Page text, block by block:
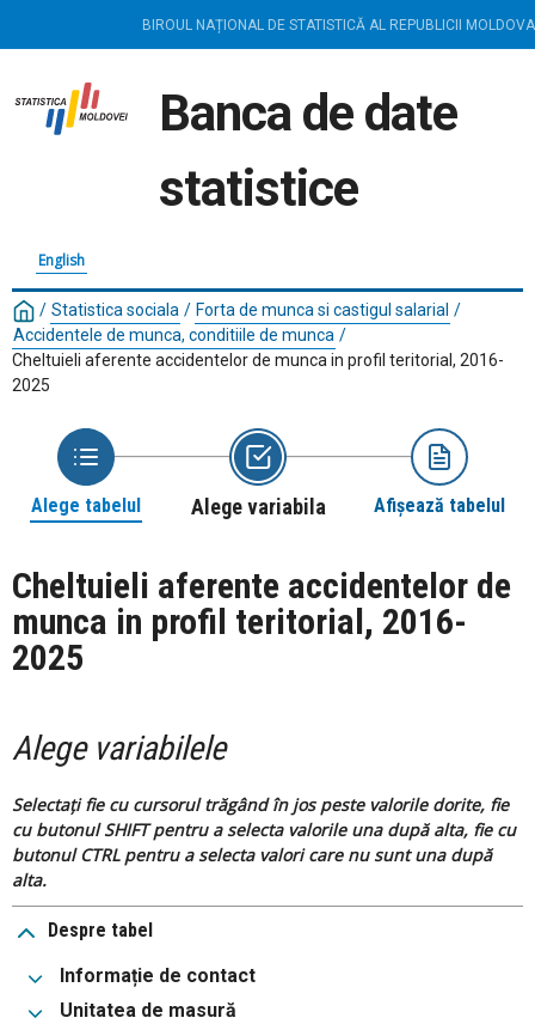
BIROUL NAȚIONAL DE STATISTICĂ AL REPUBLICII MOLDOVA
Banca de date
statistice
English
/ Statistica sociala / Forta de munca si castigul salarial /
Accidentele de munca, conditiile de munca /
Cheltuieli aferente accidentelor de munca in profil teritorial, 2016-
2025
Alege tabelul Alege variabila Afișează tabelul
Cheltuieli aferente accidentelor de
munca in profil teritorial, 2016-
2025
Alege variabilele
Selectați fie cu cursorul trăgând în jos peste valorile dorite, fie
cu butonul SHIFT pentru a selecta valorile una după alta, fie cu
butonul CTRL pentru a selecta valori care nu sunt una după
alta.
Despre tabel
Informație de contact
Unitatea de masură